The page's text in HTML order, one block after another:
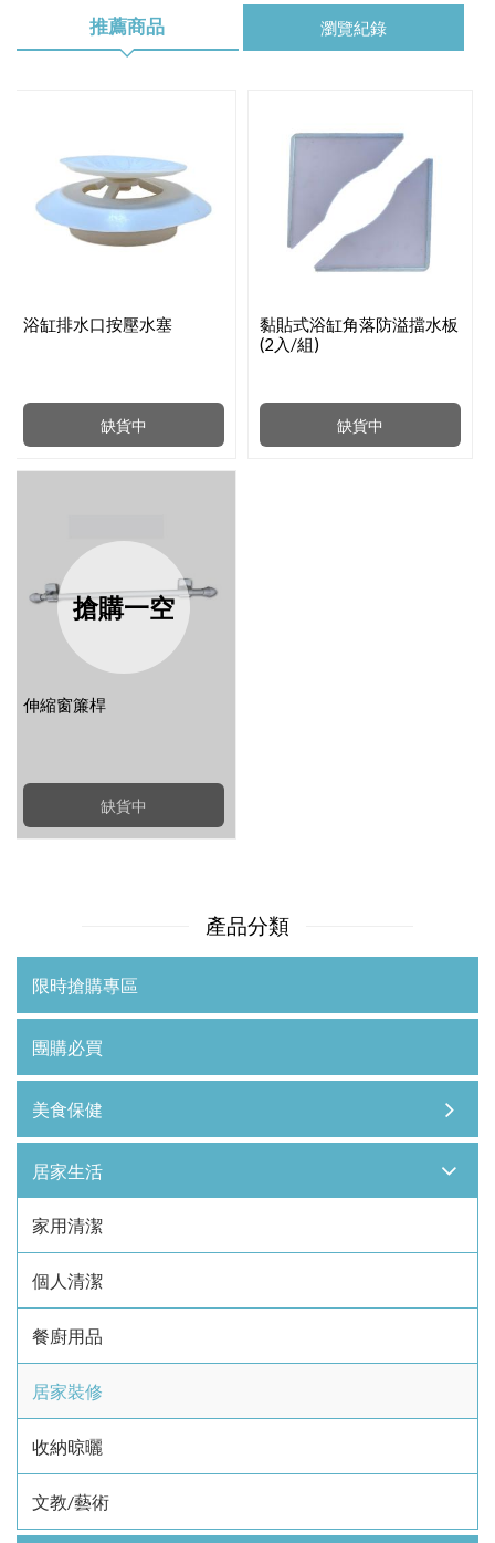
推薦商品 瀏覽紀錄
缺貨中
浴缸排水口按壓水塞
缺貨中
黏貼式浴缸角落防溢擋水板
(2入/組)
搶購一空
缺貨中
伸縮窗簾桿
產品分類
限時搶購專區
團購必買
美食保健
居家生活
家用清潔
個人清潔
餐廚用品
居家裝修
收納晾曬
文教/藝術